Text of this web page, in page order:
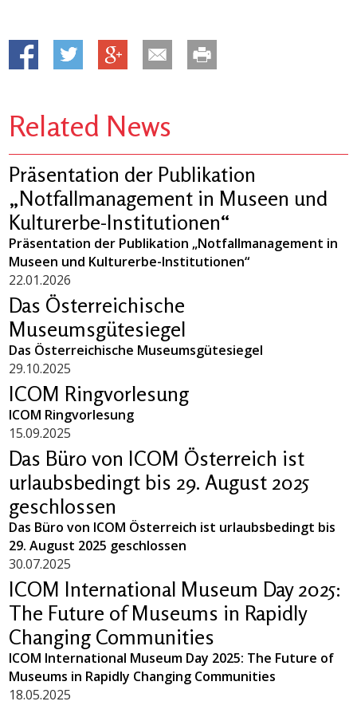
Related News
Präsentation der Publikation
„Notfallmanagement in Museen und
Kulturerbe-Institutionen“
Präsentation der Publikation „Notfallmanagement in
Museen und Kulturerbe-Institutionen“
22.01.2026
Das Österreichische
Museumsgütesiegel
Das Österreichische Museumsgütesiegel
29.10.2025
ICOM Ringvorlesung
ICOM Ringvorlesung
15.09.2025
Das Büro von ICOM Österreich ist
urlaubsbedingt bis 29. August 2025
geschlossen
Das Büro von ICOM Österreich ist urlaubsbedingt bis
29. August 2025 geschlossen
30.07.2025
ICOM International Museum Day 2025:
The Future of Museums in Rapidly
Changing Communities
ICOM International Museum Day 2025: The Future of
Museums in Rapidly Changing Communities
18.05.2025